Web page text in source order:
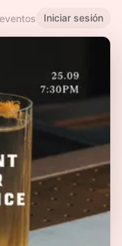
Iniciar sesión